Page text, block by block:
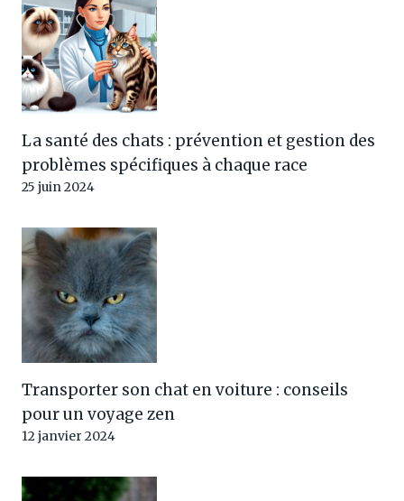
La santé des chats : prévention et gestion des
problèmes spécifiques à chaque race
25 juin 2024
Transporter son chat en voiture : conseils
pour un voyage zen
12 janvier 2024